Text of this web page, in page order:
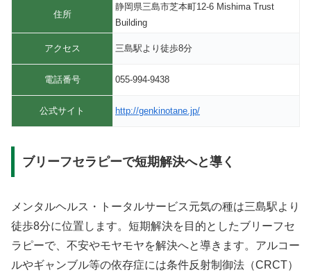
住所
静岡県三島市芝本町12-6 Mishima Trust
Building
アクセス 三島駅より徒歩8分
電話番号 055-994-9438
公式サイト http://genkinotane.jp/
ブリーフセラピーで短期解決へと導く
メンタルヘルス・トータルサービス元気の種は三島駅より
徒歩8分に位置します。短期解決を目的としたブリーフセ
ラピーで、不安やモヤモヤを解決へと導きます。アルコー
ルやギャンブル等の依存症には条件反射制御法（CRCT）